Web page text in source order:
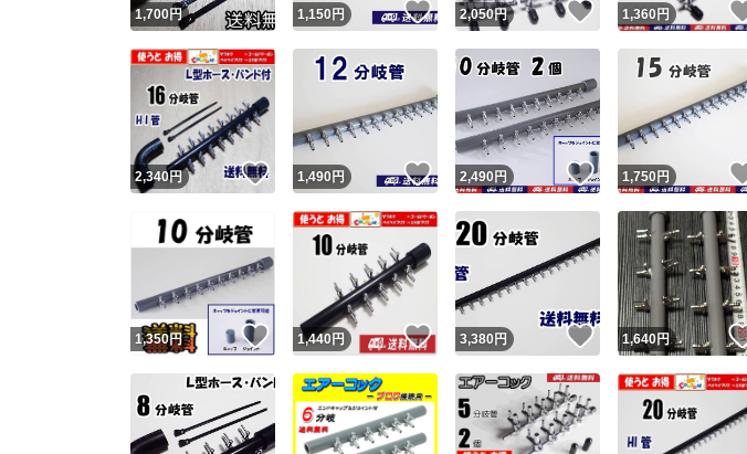
スピード発送 このユーザーは高頻
安心発送 このユーザーは設定
1,700円 1,150円 いいね！
2,050円 いいね！
1,360 円
2,340円 いいね！
1,490円 いいね！
2,490 円 いいね！
1,750円
1,350円 いいね！
1,440 円 いいね！
3,380 円 いいね！
1,640円